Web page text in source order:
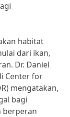
habitat
dari ikan,
Dr. Daniel
Center for
mengatakan,
bagi
berperan